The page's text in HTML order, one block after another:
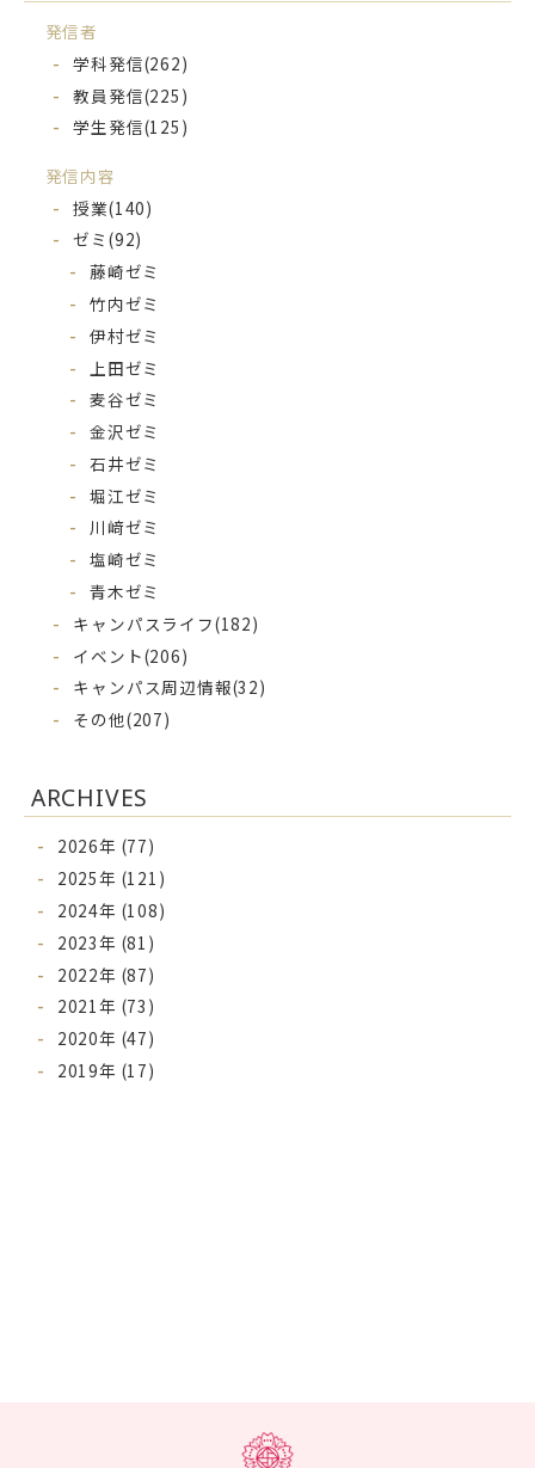
発信者
学科発信(262)
教員発信(225)
学生発信(125)
発信内容
授業(140)
ゼミ(92)
藤崎ゼミ
竹内ゼミ
伊村ゼミ
上田ゼミ
麦谷ゼミ
金沢ゼミ
石井ゼミ
堀江ゼミ
川﨑ゼミ
塩崎ゼミ
青木ゼミ
キャンパスライフ(182)
イベント(206)
キャンパス周辺情報(32)
その他(207)
ARCHIVES
2026年 (77)
2025年 (121)
2024年 (108)
2023年 (81)
2022年 (87)
2021年 (73)
2020年 (47)
2019年 (17)